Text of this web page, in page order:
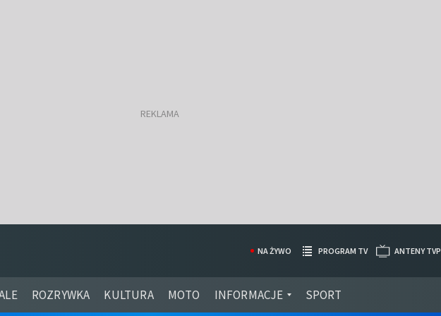
ROZRYWKA KULTURA MOTO INFORMACJE SPORT
NA ŻYWO PROGRAM TV ANTENY TVP